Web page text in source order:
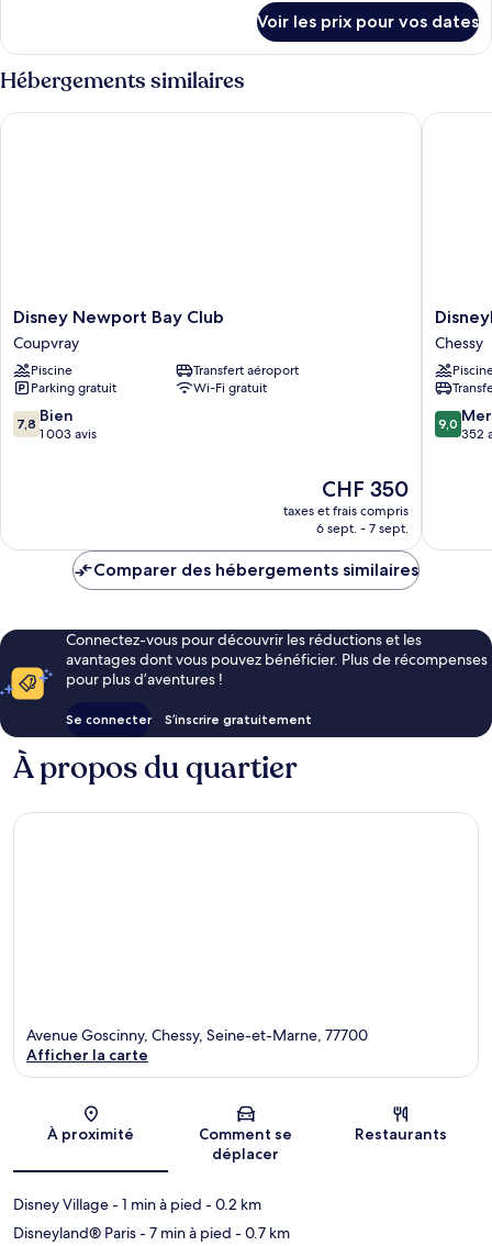
Empire
State
Club
le
type
de
Empire
Voir les prix pour vos dates
Hébergements similaires
Disney
Newport
Bay
Club
Coupvray
Disney Newport Bay Club
Coupvray
Piscine
Transfert aéroport
Parking gratuit
Wi-Fi gratuit
7.8
sur
7,8 Bien
1 003 avis
Le
nouveau
prix
de
CHF 350
taxes et frais compris
6 sept. - 7 sept.
Disney Newport Bay Club
Hotel
Chessy
Chessy
9.0
sur
9,0
352
Comparer des hébergements similaires
Connectez-vous pour découvrir les réductions et les
avantages dont vous pouvez bénéficier. Plus de récompenses
pour plus d’aventures !
Se connecter S’inscrire gratuitement
À propos du quartier
Carte
Avenue Goscinny, Chessy, Seine-et-Marne, 77700
Afficher la carte
À proximité
Comment se
déplacer
Restaurants
Disney Village- 1 min à pied - 0.2 km
Disneyland® Paris- 7 min à pied - 0.7 km